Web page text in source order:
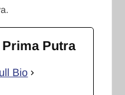
Putra
Bio